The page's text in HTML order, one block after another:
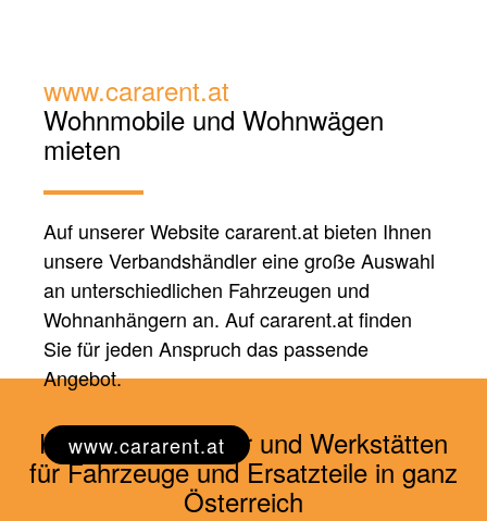
www.cararent.at
Wohnmobile undWohnwägen
mieten
Auf unserer Website cararent.at bieten Ihnen
unsere Verbandshändler eine große Auswahl
an unterschiedlichen Fahrzeugen und
Wohnanhängern an. Auf cararent.at finden
Sie für jeden Anspruch das passende
Angebot.
www.cararent.at
Händler, Vermieter und Werkstätten
für Fahrzeuge und Ersatzteile in ganz
Österreich